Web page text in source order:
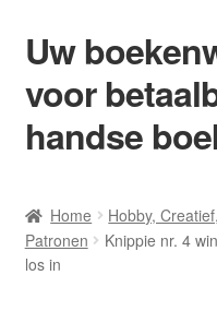
Ga
door
naar
navigatie
Ga
naar
de
inhoud
Uw
voor
handse
Afrekenen
Home
Hobby,
Patronen
Knippie nr. 4
los in